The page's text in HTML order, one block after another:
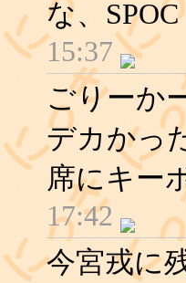
な、SPOC
15:37
ごりーか
デカかっ
席にキー
17:42
今宮戎に